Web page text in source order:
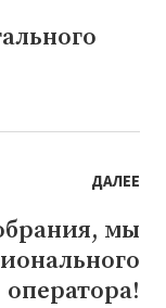
ДАЛЕЕ
мы
оператора!